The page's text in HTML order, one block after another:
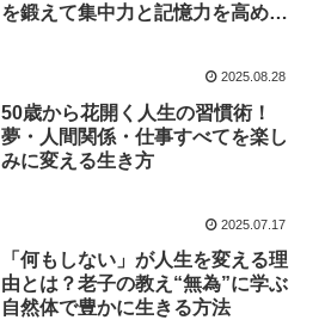
を鍛えて集中力と記憶力を高める
2025.08.28
50歳から花開く人生の習慣術！
夢・人間関係・仕事すべてを楽し
みに変える生き方
2025.07.17
「何もしない」が人生を変える理
由とは？老子の教え“無為”に学ぶ
自然体で豊かに生きる方法